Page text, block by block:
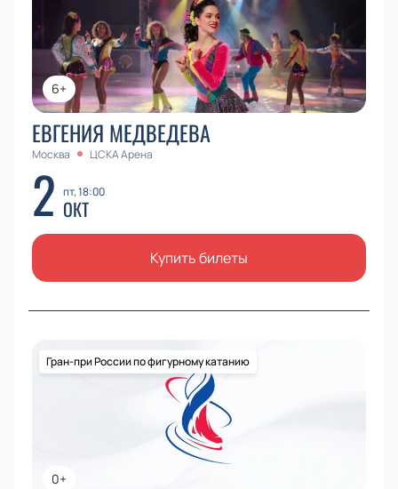
онлайн или забронируйте по телефону.
6+
ЕВГЕНИЯ МЕДВЕДЕВА
Москва ЦСКА Арена
2 пт, 18:00
ОКТ
Купить билеты
0+
Гран-при России по фигурному катанию